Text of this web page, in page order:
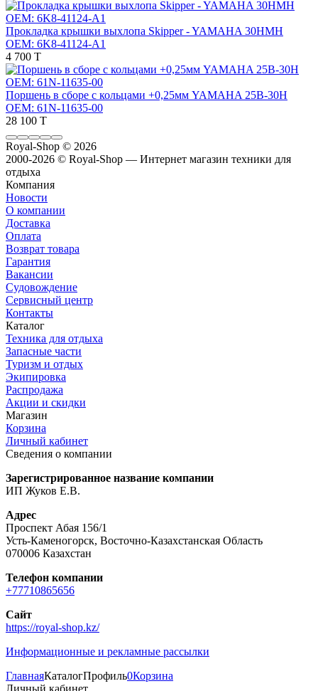
Прокладка крышки выхлопа Skipper - YAMAHA 30HMH
OEM: 6K8-41124-A1
4 700 T
Поршень в сборе с кольцами +0,25мм YAMAHA 25B-30H
OEM: 61N-11635-00
28 100 T
Royal-Shop © 2026
2000-2026 © Royal-Shop — Интернет магазин техники для
отдыха
Компания
Новости
О компании
Доставка
Оплата
Возврат товара
Гарантия
Вакансии
Судовождение
Сервисный центр
Контакты
Каталог
Техника для отдыха
Запасные части
Туризм и отдых
Экипировка
Распродажа
Акции и скидки
Магазин
Корзина
Личный кабинет
Сведения о компании
Зарегистрированное название компании
ИП Жуков Е.В.
Адрес
Проспект Абая 156/1
Усть-Каменогорск, Восточно-Казахстанская Область
070006 Казахстан
Телефон компании
+77710865656
Сайт
https://royal-shop.kz/
Информационные и рекламные рассылки
ГлавнаяКаталогПрофиль0Корзина